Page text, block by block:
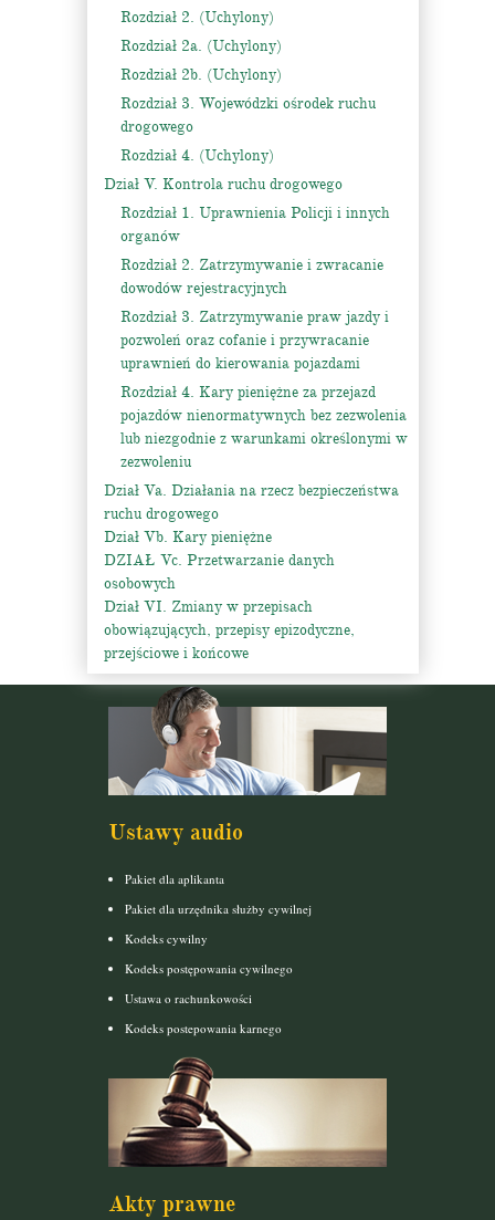
Rozdział 2. (Uchylony)
Rozdział 2a. (Uchylony)
Rozdział 2b. (Uchylony)
Rozdział 3. Wojewódzki ośrodek ruchu
drogowego
Rozdział 4. (Uchylony)
Dział V. Kontrola ruchu drogowego
Rozdział 1. Uprawnienia Policji i innych
organów
Rozdział 2. Zatrzymywanie i zwracanie
dowodów rejestracyjnych
Rozdział 3. Zatrzymywanie praw jazdy i
pozwoleń oraz cofanie i przywracanie
uprawnień do kierowania pojazdami
Rozdział 4. Kary pieniężne za przejazd
pojazdów nienormatywnych bez zezwolenia
lub niezgodnie z warunkami określonymi w
zezwoleniu
Dział Va. Działania na rzecz bezpieczeństwa
ruchu drogowego
Dział Vb. Kary pieniężne
DZIAŁ Vc. Przetwarzanie danych
osobowych
Dział VI. Zmiany w przepisach
obowiązujących, przepisy epizodyczne,
przejściowe i końcowe
Ustawy audio
Pakiet dla aplikanta
Pakiet dla urzędnika służby cywilnej
Kodeks cywilny
Kodeks postępowania cywilnego
Ustawa o rachunkowości
Kodeks postepowania karnego
Akty prawne